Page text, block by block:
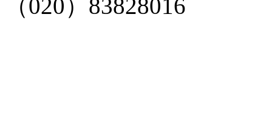
（020）83828016